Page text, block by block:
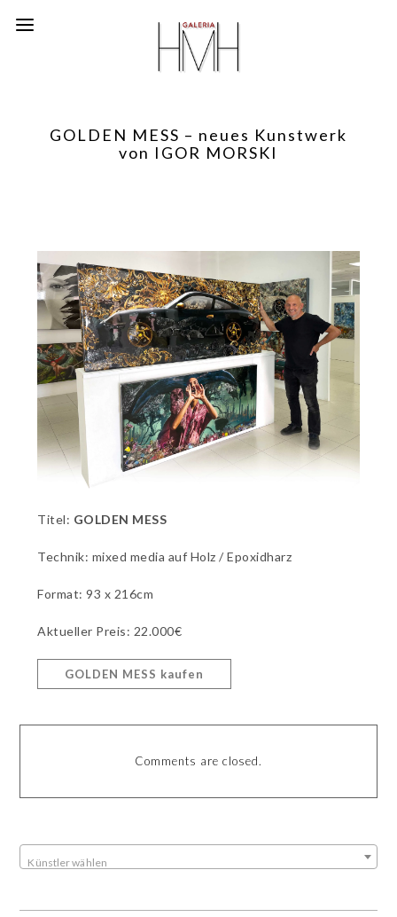
GOLDEN MESS – neues Kunstwerk
von IGOR MORSKI
Titel: GOLDEN MESS
Technik: mixed media auf Holz / Epoxidharz
Format: 93 x 216cm
Aktueller Preis: 22.000€
GOLDEN MESS kaufen
Comments are closed.
Künstler wählen